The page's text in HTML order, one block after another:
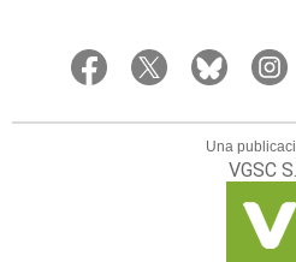
Una
VGSC